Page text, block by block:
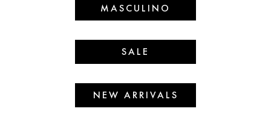
MASCULINO
SALE
NEW ARRIVALS